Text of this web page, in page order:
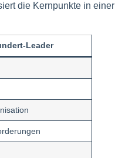
die Kernpunkte in einer
Leader